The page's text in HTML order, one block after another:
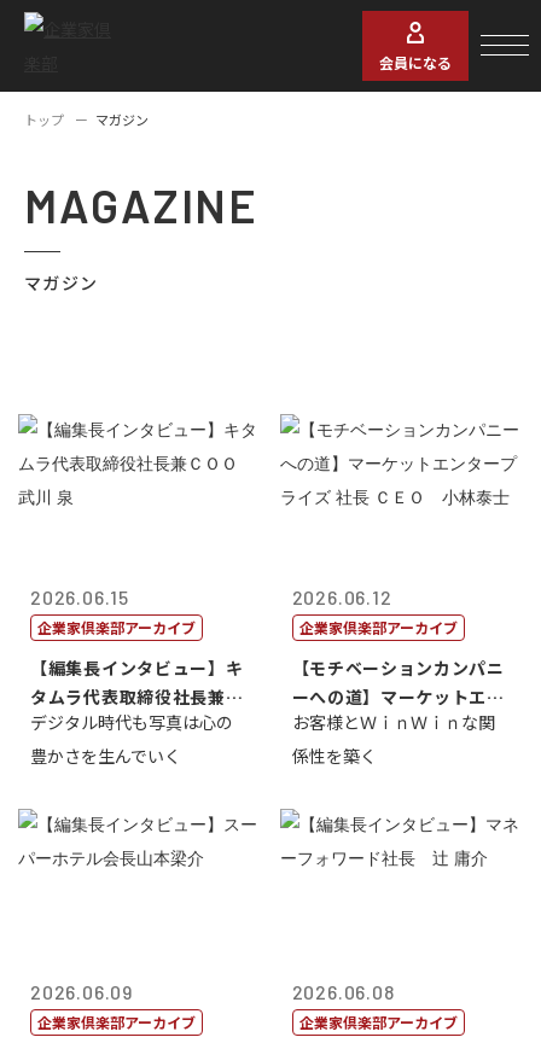
会員になる
トップ マガジン
MAGAZINE
マガジン
2026.06.15
企業家倶楽部アーカイブ
【編集長インタビュー】キ
タムラ代表取締役社長兼Ｃ
ＯＯ 武川 ...
デジタル時代も写真は心の
豊かさを生んでいく
2026.06.12
企業家倶楽部アーカイブ
【モチベーションカンパニ
ーへの道】マーケットエン
タープライズ...
お客様とＷｉｎＷｉｎな関
係性を築く
2026.06.09
企業家倶楽部アーカイブ
2026.06.08
企業家倶楽部アーカイブ